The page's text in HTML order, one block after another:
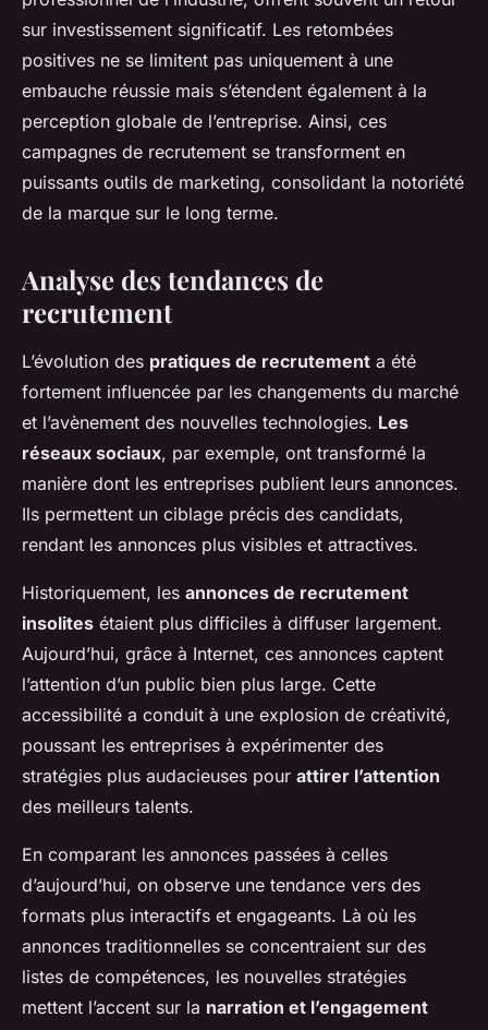
sur investissement significatif. Les retombées
positives ne se limitent pas uniquement à une
embauche réussie mais s’étendent également à la
perception globale de l’entreprise. Ainsi, ces
campagnes de recrutement se transforment en
puissants outils de marketing, consolidant la notoriété
de la marque sur le long terme.
Analyse des tendances de
recrutement
L’évolution des pratiques de recrutement a été
fortement influencée par les changements du marché
et l’avènement des nouvelles technologies. Les
réseaux sociaux, par exemple, ont transformé la
manière dont les entreprises publient leurs annonces.
Ils permettent un ciblage précis des candidats,
rendant les annonces plus visibles et attractives.
Historiquement, les annonces de recrutement
insolites étaient plus difficiles à diffuser largement.
Aujourd’hui, grâce à Internet, ces annonces captent
l’attention d’un public bien plus large. Cette
accessibilité a conduit à une explosion de créativité,
poussant les entreprises à expérimenter des
stratégies plus audacieuses pour attirer l’attention
des meilleurs talents.
En comparant les annonces passées à celles
d’aujourd’hui, on observe une tendance vers des
formats plus interactifs et engageants. Là où les
annonces traditionnelles se concentraient sur des
listes de compétences, les nouvelles stratégies
mettent l’accent sur la narration et l’engagement